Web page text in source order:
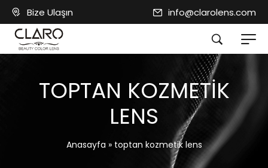
Bize Ulaşın info@clarolens.com
TOPTAN KOZMETIK
LENS
Anasayfa » toptan kozmetik lens